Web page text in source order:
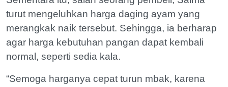
turut mengeluhkan harga daging ayam yang
merangkak naik tersebut. Sehingga, ia berharap
agar harga kebutuhan pangan dapat kembali
normal, seperti sedia kala.
“Semoga harganya cepat turun mbak, karena